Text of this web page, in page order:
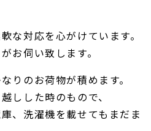
な対応を心がけています。
お伺い致します。
りのお荷物が積めます。
しした時のもので、
、洗濯機を載せてもまだま